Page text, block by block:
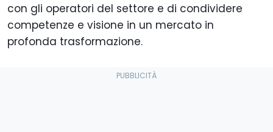
con gli operatori del settore e di condividere
competenze e visione in un mercato in
profonda trasformazione.